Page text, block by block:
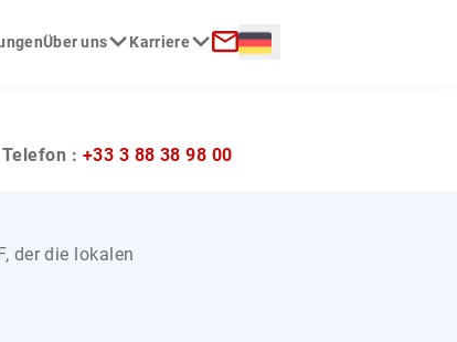
Über uns Karriere Langue :
Telefon : +33 3 88 38 98 00
der die lokalen